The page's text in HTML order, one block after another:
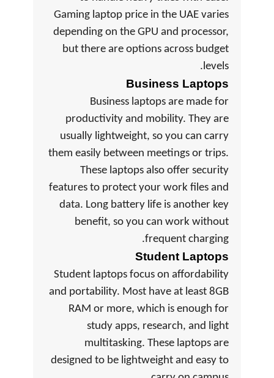
Gaming laptop price in the UAE varies
depending on the GPU and processor,
but there are options across budget
levels.
Business Laptops
Business laptops are made for
productivity and mobility. They are
usually lightweight, so you can carry
them easily between meetings or trips.
These laptops also offer security
features to protect your work files and
data. Long battery life is another key
benefit, so you can work without
frequent charging.
Student Laptops
Student laptops focus on affordability
and portability. Most have at least 8GB
RAM or more, which is enough for
study apps, research, and light
multitasking. These laptops are
designed to be lightweight and easy to